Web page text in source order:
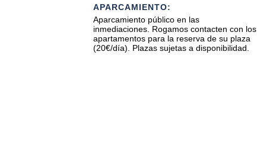
APARCAMIENTO:
Aparcamiento público en las
inmediaciones. Rogamos contacten con los
apartamentos para la reserva de su plaza
(20€/día). Plazas sujetas a disponibilidad.